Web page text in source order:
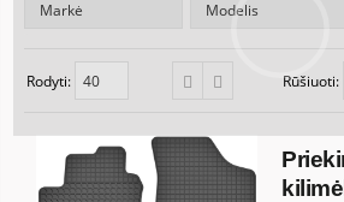
Rūšiuoti:
Rodyti: